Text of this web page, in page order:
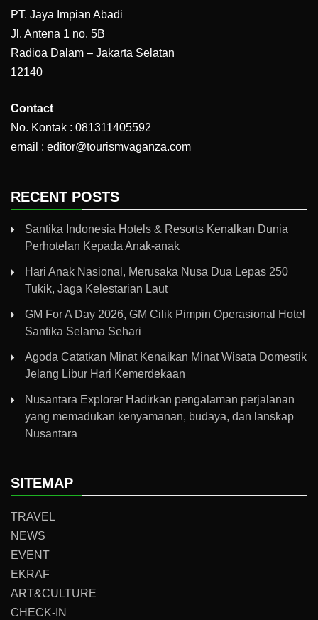
PT. Jaya Impian Abadi
Jl. Antena 1 no. 5B
Radioa Dalam – Jakarta Selatan
12140
Contact
No. Kontak : 081311405592
email : editor@tourismvaganza.com
RECENT POSTS
Santika Indonesia Hotels & Resorts Kenalkan Dunia
Perhotelan Kepada Anak-anak
Hari Anak Nasional, Merusaka Nusa Dua Lepas 250
Tukik, Jaga Kelestarian Laut
GM For A Day 2026, GM Cilik Pimpin Operasional Hotel
Santika Selama Sehari
Agoda Catatkan Minat Kenaikan Minat Wisata Domestik
Jelang Libur Hari Kemerdekaan
Nusantara Explorer Hadirkan pengalaman perjalanan
yang memadukan kenyamanan, budaya, dan lanskap
Nusantara
SITEMAP
TRAVEL
NEWS
EVENT
EKRAF
ART&CULTURE
CHECK-IN